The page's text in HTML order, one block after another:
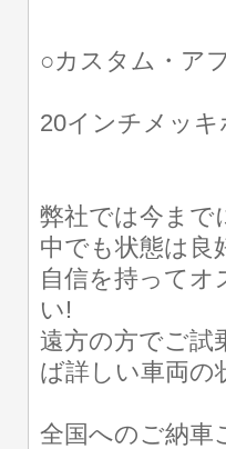
○カスタム・ア
20インチメッ
弊社では今まで
中でも状態は良
自信を持ってオ
い!
遠方の方でご試
ば詳しい車両の
全国へのご納車